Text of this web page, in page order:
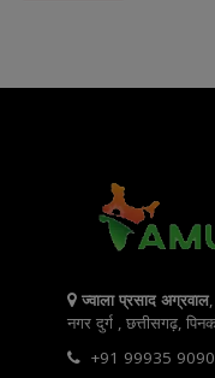
ज्वाला प्रसाद अग्रवाल
नगर दुर्ग , छत्तीसगढ़,
+91 99935